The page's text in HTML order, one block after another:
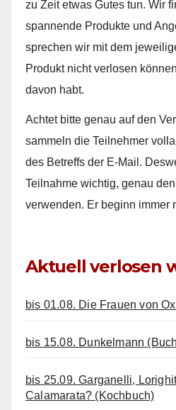
zu Zeit etwas Gutes tun. Wir
spannende Produkte und
sprechen wir mit dem
Produkt nicht verlosen
davon habt.
Achtet bitte genau auf den
sammeln die Teilnehmer
des Betreffs der E-Mail.
Teilnahme wichtig, genau
verwenden. Er beginn immer
Aktuell verlosen
bis 01.08. Die Frauen von
bis 15.08. Dunkelmann
bis 25.09. Garganelli,
Calamarata? (Kochbuch)